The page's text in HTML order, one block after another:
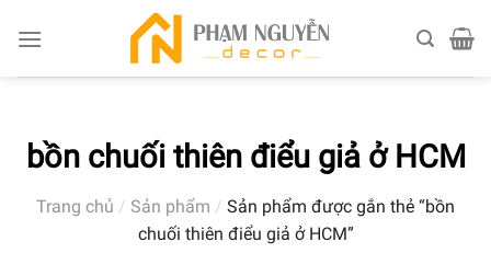
bồn chuối thiên điểu giả ở HCM
Trang chủ / Sản phẩm / Sản phẩm được gắn thẻ “bồn
chuối thiên điểu giả ở HCM”